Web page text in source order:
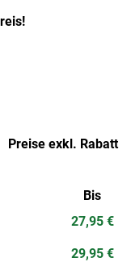
Preise exkl. Rabatt
Bis
27,95 €
29,95 €